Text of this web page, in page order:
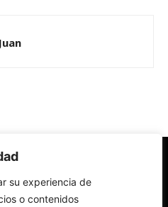
su experiencia de
o contenidos
Juan
católica y la sociedad